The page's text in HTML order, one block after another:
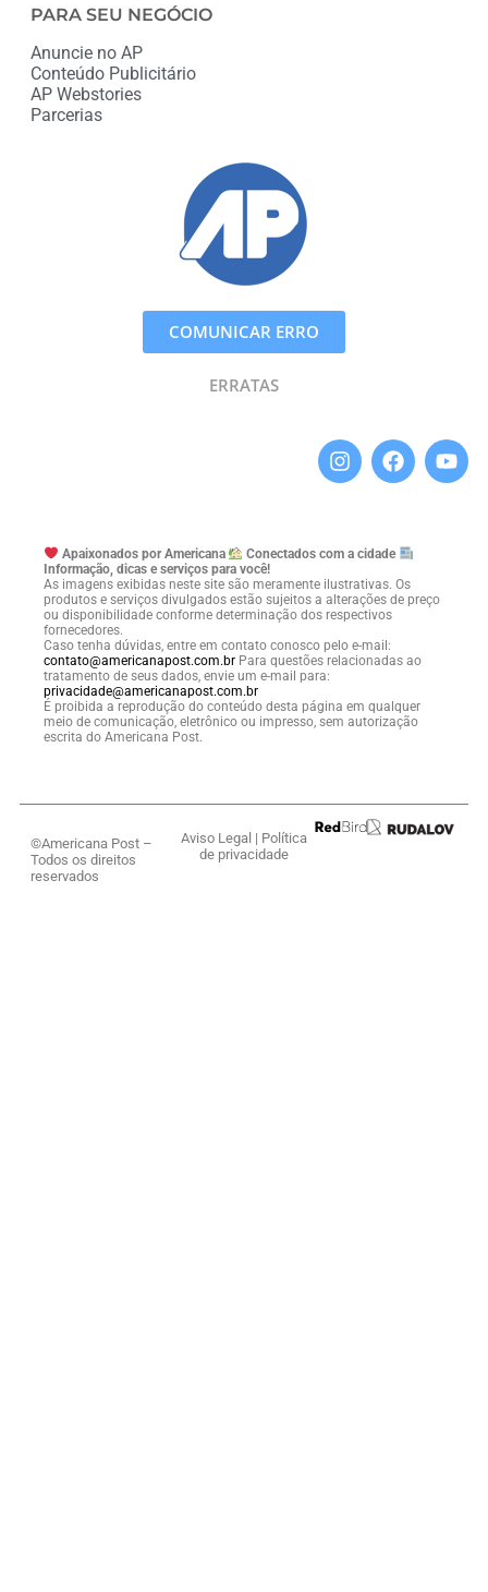
PARA SEU NEGÓCIO
Anuncie no AP
Conteúdo Publicitário
AP Webstories
Parcerias
COMUNICAR ERRO
ERRATAS
Apaixonados por Americana
Conectados com a cidade
Informação, dicas e serviços para você!
As imagens exibidas neste site são meramente ilustrativas. Os
produtos e serviços divulgados estão sujeitos a alterações de preço
ou disponibilidade conforme determinação dos respectivos
fornecedores.
Caso tenha dúvidas, entre em contato conosco pelo e-mail:
contato@americanapost.com.br Para questões relacionadas ao
tratamento de seus dados, envie um e-mail para:
privacidade@americanapost.com.br
É proibida a reprodução do conteúdo desta página em qualquer
meio de comunicação, eletrônico ou impresso, sem autorização
escrita do Americana Post.
©Americana Post –
Todos os direitos
reservados
Aviso Legal | Política
de privacidade